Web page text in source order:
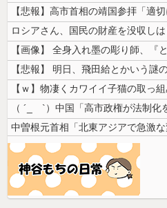
ロシアさん、国民の財産を没収しは
【ｗ】物凄くカワイイ子猫の取っ組
中曽根元首相「北東アジアで急激